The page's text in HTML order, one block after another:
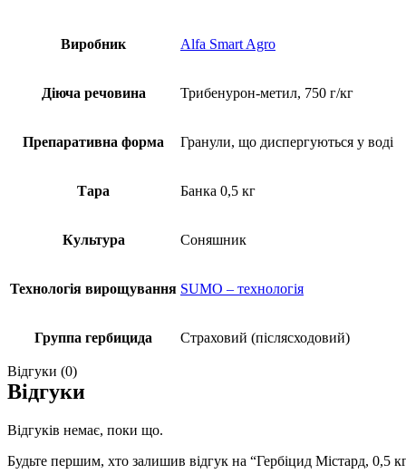
Виробник Alfa Smart Agro
Діюча речовина Трибенурон-метил, 750 г/кг
Препаративна форма Гранули, що диспергуються у воді
Тара Банка 0,5 кг
Культура Соняшник
Технологія вирощування SUMO – технологія
Группа гербицида Страховий (післясходовий)
Відгуки (0)
Відгуки
Відгуків немає, поки що.
Будьте першим, хто залишив відгук на “Гербіцид Містард, 0,5